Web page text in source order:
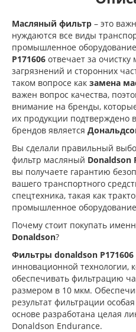
Масляный фильтр – это
нуждаются все виды
промышленное
P171606 отвечает за очистку
загрязнений и сторонних
таком вопросе как замена
важен вопрос качества,
внимание на бренды,
их продукции подтверждено
брендов является
Вы сделали правильный
фильтр масляный Donaldson
вы получаете гарантию
вашего транспортного
спецтехника, такая как
промышленное
Почему стоит покупать
Donaldson?
Фильтры donaldson P171606
инновационной технологии,
обеспечивать фильтрацию
размером в 10 мкм.
результат фильтрации
основе разработана целая
Donaldson Endurance.